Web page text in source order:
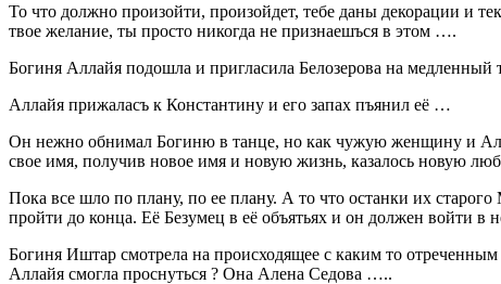
То что должно произойти, произойдет, тебе даны декорации и
твое желание, ты просто никогда не признаешъся в этом ….
Богиня Аллайя подошла и пригласила Белозерова на
Аллайя прижаласъ к Константину и его запах пъянил её …
Он нежно обнимал Богиню в танце, но как чужую женщину и
свое имя, получив новое имя и новую жизнь, казалось новую
Пока все шло по плану, по ее плану. А то что останки их
пройти до конца. Её Безумец в её объятьях и он должен войти в
Богиня Иштар смотрела на происходящее с каким то
Аллайя смогла проснуться ? Она Алена Седова …..